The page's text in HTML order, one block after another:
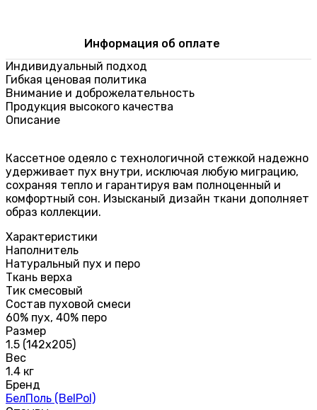
Информация об оплате
Индивидуальный подход
Гибкая ценовая политика
Внимание и доброжелательность
Продукция высокого качества
Описание
Кассетное одеяло с технологичной стежкой надежно
удерживает пух внутри, исключая любую миграцию,
сохраняя тепло и гарантируя вам полноценный и
комфортный сон. Изысканый дизайн ткани дополняет
образ коллекции.
Характеристики
Наполнитель
Натуральный пух и перо
Ткань верха
Тик смесовый
Состав пуховой смеси
60% пух, 40% перо
Размер
1.5 (142х205)
Вес
1.4 кг
Бренд
БелПоль (BelPol)